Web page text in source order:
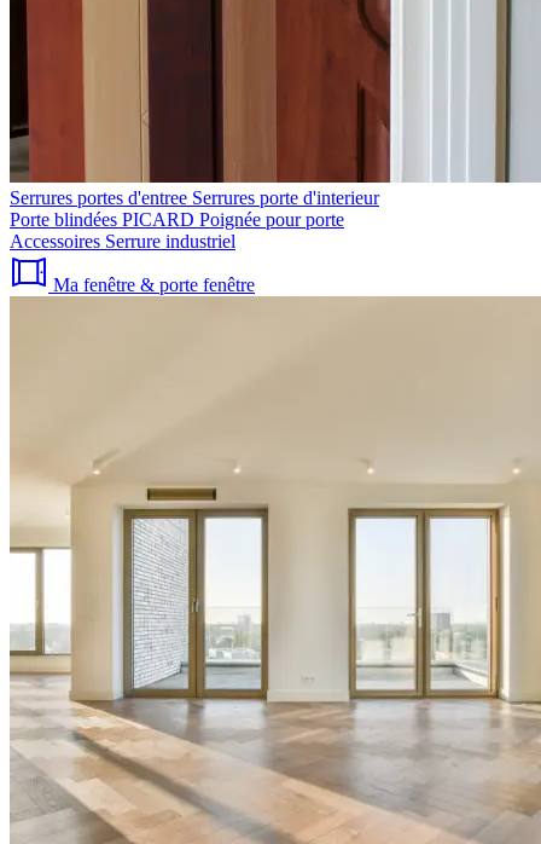
Serrures portes d'entree Serrures porte d'interieur
Porte blindées PICARD Poignée pour porte
Accessoires Serrure industriel
Ma fenêtre & porte fenêtre